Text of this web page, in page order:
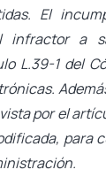
El
infractor a
L.39-1 del
por el
para